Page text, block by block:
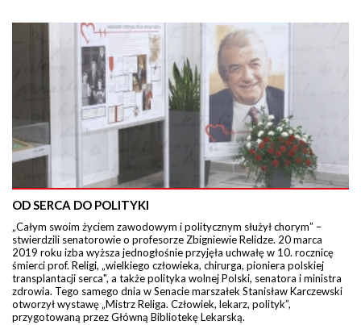
OD SERCA DO POLITYKI
„Całym swoim życiem zawodowym i politycznym służył chorym” –
stwierdzili senatorowie o profesorze Zbigniewie Relidze. 20 marca
2019 roku izba wyższa jednogłośnie przyjęła uchwałę w 10. rocznicę
śmierci prof. Religi, „wielkiego człowieka, chirurga, pioniera polskiej
transplantacji serca", a także polityka wolnej Polski, senatora i ministra
zdrowia. Tego samego dnia w Senacie marszałek Stanisław Karczewski
otworzył wystawę „Mistrz Religa. Człowiek, lekarz, polityk”,
przygotowaną przez Główną Bibliotekę Lekarską.